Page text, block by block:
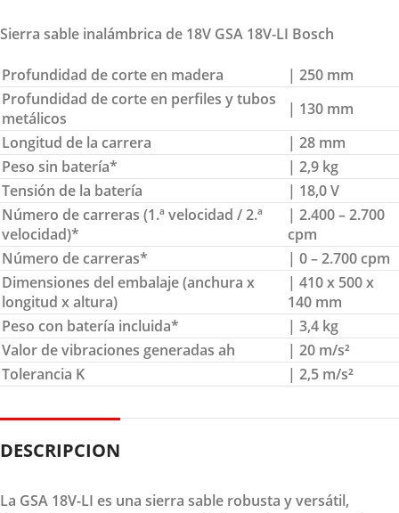
Sierra sable inalámbrica de 18V GSA 18V-LI Bosch
Profundidad de corte en madera
| 250 mm
Profundidad de corte en perfiles y tubos
metálicos
| 130 mm
Longitud de la carrera
| 28 mm
Peso sin batería*
| 2,9 kg
Tensión de la batería
| 18,0 V
Número de carreras (1.ª velocidad / 2.ª
velocidad)*
| 2.400 – 2.700
cpm
Número de carreras*
| 0 – 2.700 cpm
Dimensiones del embalaje (anchura x
longitud x altura)
| 410 x 500 x
140 mm
Peso con batería incluida*
| 3,4 kg
Valor de vibraciones generadas ah
| 20 m/s²
Tolerancia K
| 2,5 m/s²
DESCRIPCION
La GSA 18V-LI es una sierra sable robusta y versátil,